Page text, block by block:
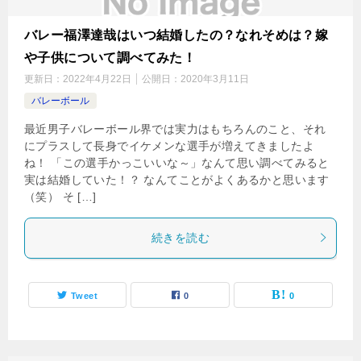
バレー福澤達哉はいつ結婚したの？なれそめは？嫁
や子供について調べてみた！
更新日： 2022年4月22日 公開日： 2020年3月11日
バレーボール
最近男子バレーボール界では実力はもちろんのこと、それ
にプラスして長身でイケメンな選手が増えてきましたよ
ね！ 「この選手かっこいいな～」なんて思い調べてみると
実は結婚していた！？ なんてことがよくあるかと思います
（笑） そ […]
続きを読む
Tweet 0 0